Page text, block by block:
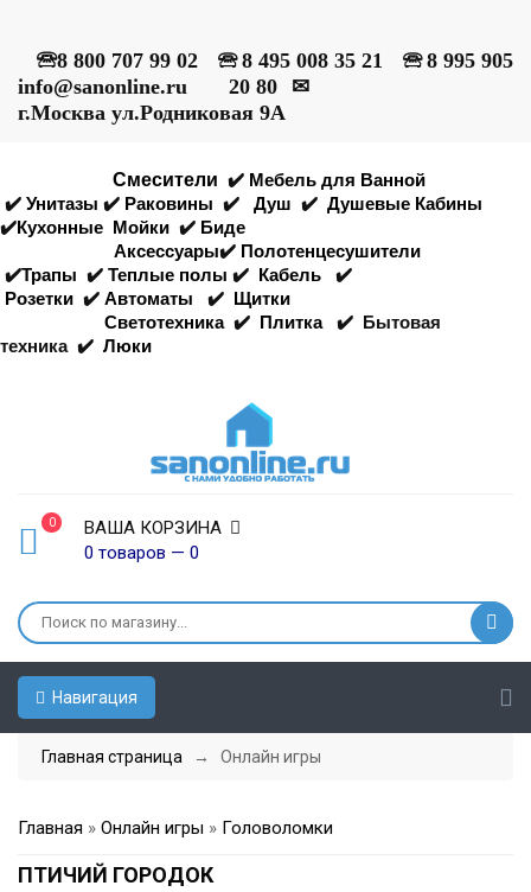
🕾8 800 707 99 02 🕾 8 495 008 35 21 🕾 8 995 905
20 80
✉
info@sanonline.ru
г.Москва ул.Родниковая 9А
Смесители ✔️ Мебель для Ванной
✔️ Унитазы ✔️ Раковины ✔️ Душ ✔️ Душевые Кабины
✔️Кухонные Мойки ✔️ Биде
Аксессуары✔️ Полотенцесушители
✔️Трапы ✔️ Теплые полы ✔️ Кабель
✔️
Розетки ✔️ Автоматы ✔️ Щитки
Светотехника ✔️ Плитка ✔️ Бытовая
техника ✔️ Люки
0
ВАША КОРЗИНА
0 товаров — 0
Навигация
Главная страница → Онлайн игры
Главная » Онлайн игры » Головоломки
ПТИЧИЙ ГОРОДОК